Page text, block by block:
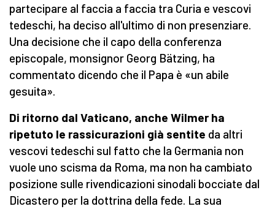
partecipare al faccia a faccia tra Curia e vescovi
tedeschi, ha deciso all'ultimo di non presenziare.
Una decisione che il capo della conferenza
episcopale, monsignor Georg Bätzing, ha
commentato dicendo che il Papa è «un abile
gesuita».
Di ritorno dal Vaticano, anche Wilmer ha
ripetuto le rassicurazioni già sentite da altri
vescovi tedeschi sul fatto che la Germania non
vuole uno scisma da Roma, ma non ha cambiato
posizione sulle rivendicazioni sinodali bocciate dal
Dicastero per la dottrina della fede. La sua